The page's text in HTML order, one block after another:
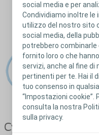
social media e per
Condividiamo inoltre
utilizzo del nostro sito
social media, della
potrebbero
fornito loro o che
servizi, anche al fine
pertinenti per te. Hai il
tuo consenso in
“Impostazioni cookie”.
consulta la nostra
sulla privacy.
Cystodrain